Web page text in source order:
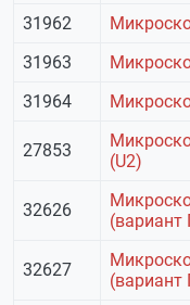
31962
31963
31964
27853
(U2)
32626
(вариант
32627